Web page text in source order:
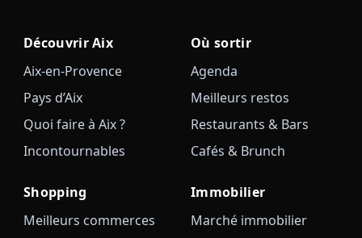
Découvrir Aix
Aix-en-Provence
Pays d’Aix
Quoi faire à Aix ?
Incontournables
Où sortir
Agenda
Meilleurs restos
Restaurants & Bars
Cafés & Brunch
Shopping
Meilleurs commerces
Immobilier
Marché immobilier